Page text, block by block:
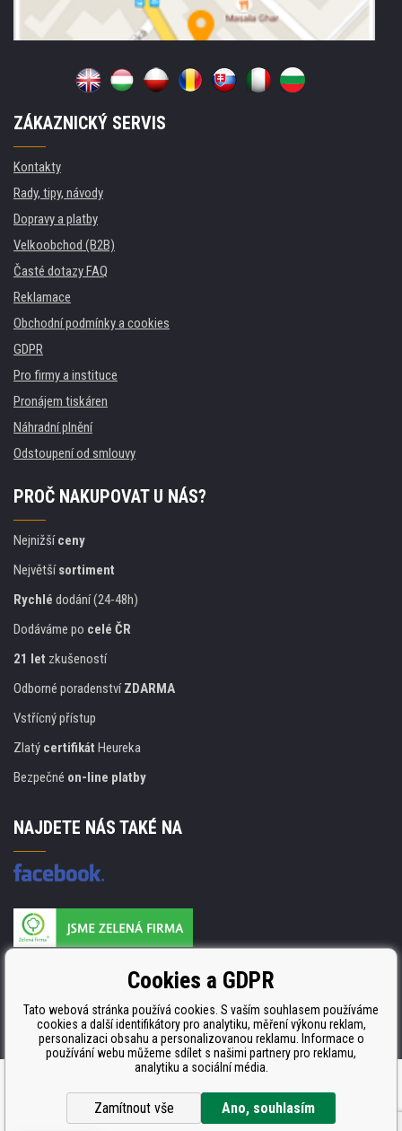
ZÁKAZNICKÝ SERVIS
Kontakty
Rady, tipy, návody
Dopravy a platby
Velkoobchod (B2B)
Časté dotazy FAQ
Reklamace
Obchodní podmínky a cookies
GDPR
Pro firmy a instituce
Pronájem tiskáren
Náhradní plnění
Odstoupení od smlouvy
PROČ NAKUPOVAT U NÁS?
Nejnižšíceny
Největšísortiment
Rychlé dodání (24-48h)
Dodáváme po celé ČR
21 let zkušeností
Odborné poradenstvíZDARMA
Vstřícný přístup
Zlatý certifikát Heureka
Bezpečné on-line platby
NAJDETE NÁS TAKÉ NA
ISO 9001. ISO 14001 a STMC.
Internetové obchodyawww stránky:BINARGON.cz
Cookies a GDPR
Tato webová stránka používá cookies. S vaším souhlasem používáme
cookies a další identifikátory pro analytiku, měření výkonu reklam,
personalizaci obsahu a personalizovanou reklamu. Informace o
používání webu můžeme sdílet s našimi partnery pro reklamu,
analytiku a sociální média.
Zamítnout vše Ano, souhlasím